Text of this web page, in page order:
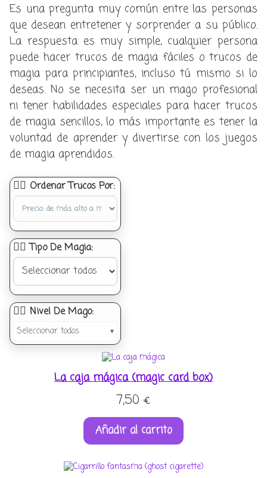
Es una pregunta muy común entre las personas
que desean entretener y sorprender a su público.
La respuesta es muy simple, cualquier persona
puede hacer trucos de magia fáciles o trucos de
magia para principiantes, incluso tú mismo si lo
deseas. No se necesita ser un mago profesional
ni tener habilidades especiales para hacer trucos
de magia sencillos, lo más importante es tener la
voluntad de aprender y divertirse con los juegos
de magia aprendidos.
Ordenar Trucos Por:
Sort Products
Tipo De Magia:
Nivel De Mago:
Seleccionar todos
La caja mágica (magic card box)
7,50 €
Añadir al carrito